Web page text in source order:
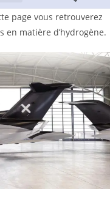
page vous retrouverez
en matière d’hydrogène.